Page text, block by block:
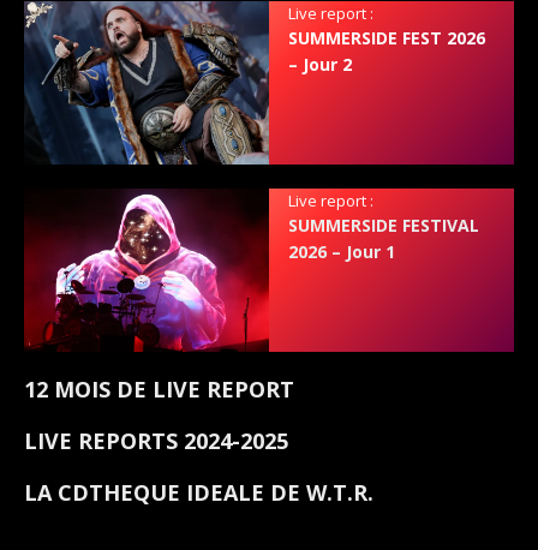
Live report :
SUMMERSIDE FEST 2026
– Jour 2
Live report :
SUMMERSIDE FESTIVAL
2026 – Jour 1
12 MOIS DE LIVE REPORT
LIVE REPORTS 2024-2025
LA CDTHEQUE IDEALE DE W.T.R.